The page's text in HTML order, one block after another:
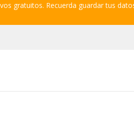
gratuitos. Recuerda guardar tus